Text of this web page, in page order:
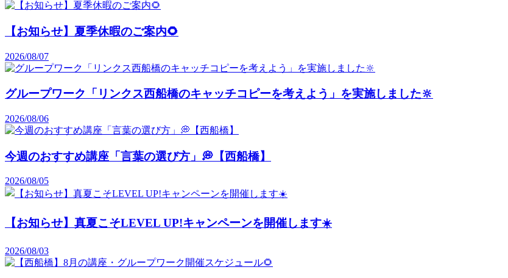
【お知らせ】夏季休暇のご案内🌻
2026/08/07
グループワーク「リンクス西船橋のキャッチコピーを考えよう」を実施しました🔆
2026/08/06
今週のおすすめ講座「言葉の選び方」💭【西船橋】
2026/08/05
【お知らせ】真夏こそLEVEL UP!キャンペーンを開催します☀️
2026/08/03